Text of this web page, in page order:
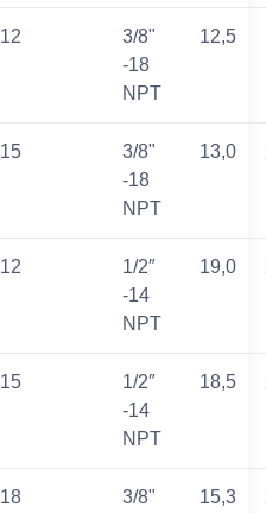
12
3/8"
-18
NPT
12,5
15
3/8"
-18
NPT
13,0
12
1/2″
-14
NPT
19,0
15
1/2″
-14
NPT
18,5
18
3/8"
15,3